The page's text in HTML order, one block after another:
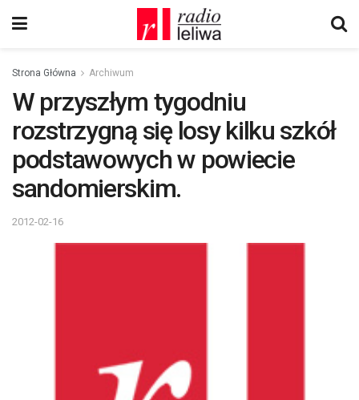
Strona Główna Archiwum
W przyszłym tygodniu
rozstrzygną się losy kilku szkół
podstawowych w powiecie
sandomierskim.
2012-02-16